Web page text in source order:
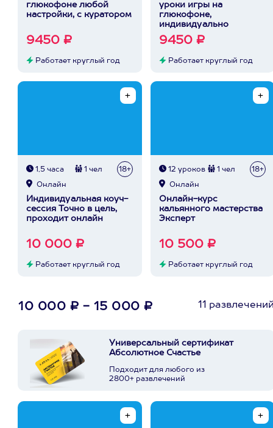
глюкофоне любой
настройки, с куратором
9450 ₽
Работает круглый год
уроки игры на
глюкофоне,
индивидуально
9450 ₽
Работает круглый год
1,5 часа 1 чел 18+
Онлайн
Индивидуальная коуч-
сессия Точно в цель,
проходит онлайн
10 000 ₽
Работает круглый год
12 уроков 1 чел 18+
Онлайн
Онлайн-курс
кальянного мастерства
Эксперт
10 500 ₽
Работает круглый год
10 000 ₽ - 15 000 ₽ 11
Универсальный сертификат
Абсолютное Счастье
Подходит для любого из
2800+ развлечений